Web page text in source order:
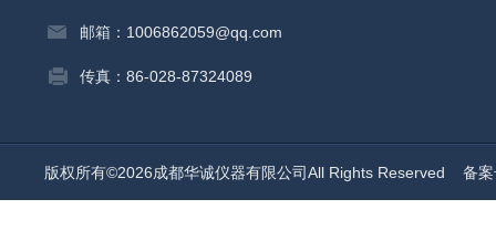
邮箱：1006862059@qq.com
传真：86-028-87324089
版权所有©2026成都华诚仪器有限公司All Rights Reserved 备